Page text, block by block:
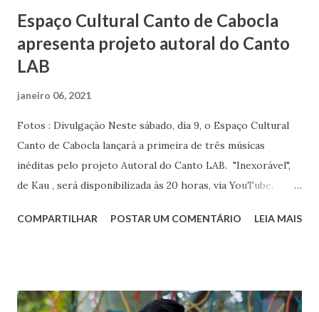
Espaço Cultural Canto de Cabocla
apresenta projeto autoral do Canto
LAB
janeiro 06, 2021
Fotos : Divulgação Neste sábado, dia 9, o Espaço Cultural
Canto de Cabocla lançará a primeira de três músicas
inéditas pelo projeto Autoral do Canto LAB. "Inexorável",
de Kau , será disponibilizada às 20 horas, via YouTube,
Emergencial Aldir Blanc nº 14.017/2020 para manter
protesto musical de Sandra Vianna , em "Irũ". Todos os
COMPARTILHAR POSTAR UM COMENTÁRIO LEIA MAIS